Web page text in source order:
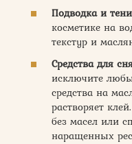
Подводка и
косметике на
текстур и
Средства для
исключите
средства на
растворяет
без масел или
наращенных